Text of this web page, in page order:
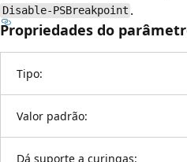
Disable-PSBreakpoint .
Propriedades do
Tipo:
Valor padrão:
Dá suporte a curingas: